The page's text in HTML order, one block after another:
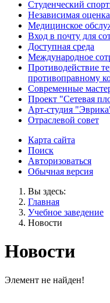
Студенческий
Независимая оценка
Медицинское
Вход в почту для
Доступная среда
Международное
Противодействие
противоправному
Современные
Проект "Сетевая
Арт-студия
Отраслевой совет
Карта сайта
Поиск
Авторизоваться
Обычная версия
Вы здесь:
Главная
Учебное заведение
Новости
Новости
Элемент не найден!